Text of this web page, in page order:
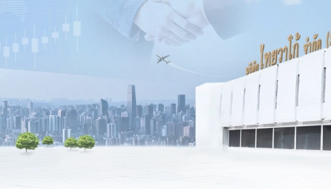
ร้างองค์กร
ร้างบริษัทในกลุ่ม
บบริษัท
คณะกรรมการตรวจสอบ
คณะกรรมการสรรหาแ
ตอบแทน
คณะกรรมการบริหารคว
คณะกรรมการธรรมา
ความยั่งยืน
น
งิน
เงิน
รทำกำไร
รายงานประจำปี (แบบ 56-1 One
การวิเคราะห์และคำอธิบายของฝ่า
IR Download
ข้อมูลสำหรับผู้ถือหุ้น
การประชุมผู้ถือหุ้น
ยงานการปฎิบัติตามหลักการกำกับดูแลกิจการ
การต่อต้านคอร์รัปชัน
นโยบายการแจ้งเบาะแสหรือข้อร้องเรียน
ยบายการกำกับดูแลบริษัทย่อยและบริษัทร่วม
ยบายการสรรหากรรมการบริษัทและผู้บริหารระดับสูง
ยบายด้านสิ่งแวดล้อม
รขับเคลื่อนธุรกิจเพื่อความยั่งยืน
รบริหารจัดการห่วงโซ่คุณค่าของธุรกิจ
ษัท วาโก้กบินทร์บุรี จำกัด
ษัท ภัทยากบินทร์บุรี จำกัด
ษัท โทรา 1010 จำกัด
ษัท วาโก้แม่สอด จำกัด